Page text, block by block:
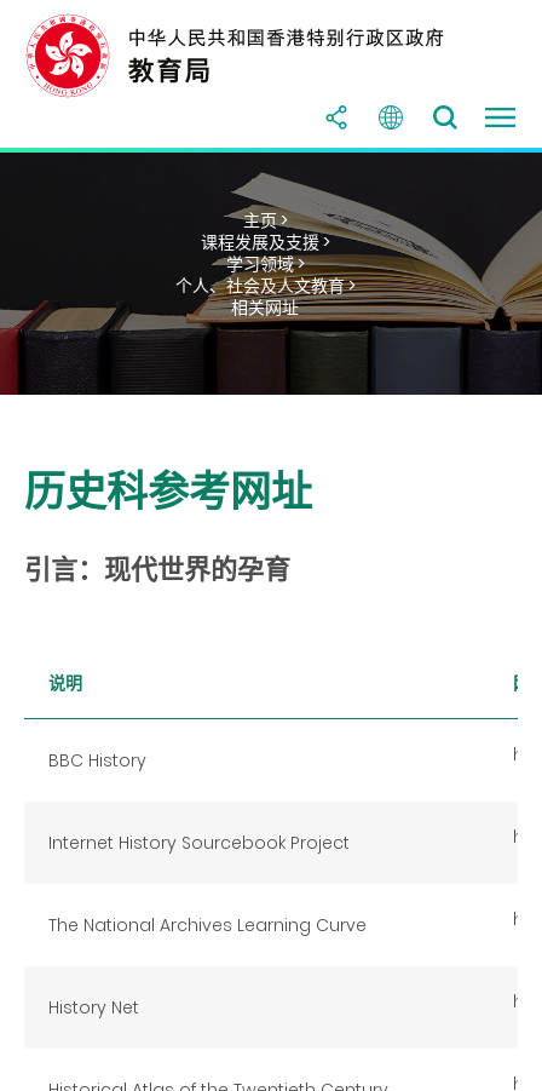
主页 >
课程发展及支援 >
学习领域 >
个人、社会及人文教育 >
相关网址
历史科参考网址
引言：现代世界的孕育
说明 网
BBC History
Internet History Sourcebook Project
The National Archives Learning Curve
History Net